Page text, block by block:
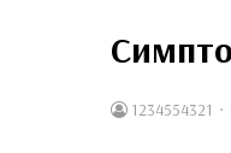
1234554321